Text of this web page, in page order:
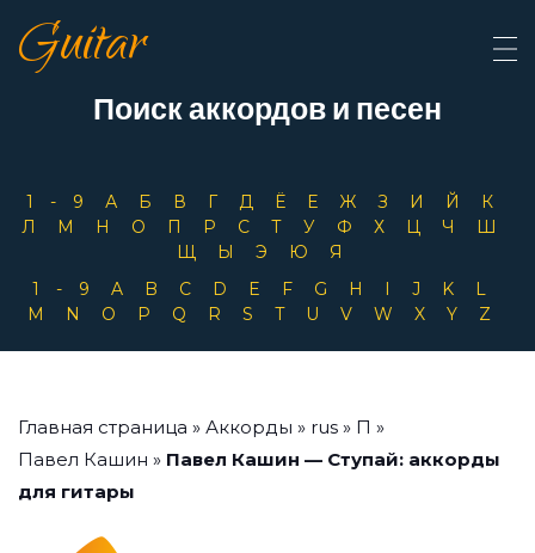
Guitar
Поиск аккордов и песен
1-9 А Б В Г Д Ё Е Ж З И Й
К
Л
М Н О П Р С Т У Ф Х Ц Ч
Ш
Щ
Ы Э Ю
Я
1-9
A B C D E F G H I J K
L
M
N O P Q R S T U V W X Y Z
Главная страница » Аккорды » rus » П »
Павел Кашин » Павел Кашин — Ступай: аккорды
для гитары